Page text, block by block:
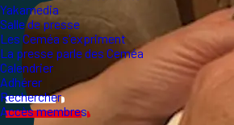
Yakamedia
Salle de presse
Les Ceméa s'expriment
La presse parle des Ceméa
Calendrier
Adhérer
Rechercher
Accès membres